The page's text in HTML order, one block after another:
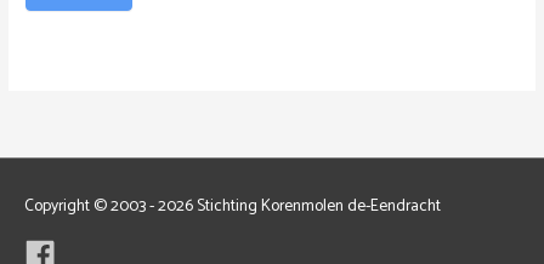
Copyright © 2003 - 2026 Stichting Korenmolen de-Eendracht